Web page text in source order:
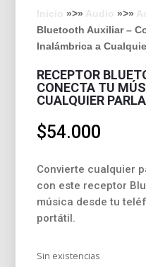
»>» »>»
Bluetooth Auxiliar –
Inalámbrica a
RECEPTOR
CONECTA TU
CUALQUIER
$54.000
Convierte cualquier
con este receptor
música desde tu
portátil.
Sin existencias